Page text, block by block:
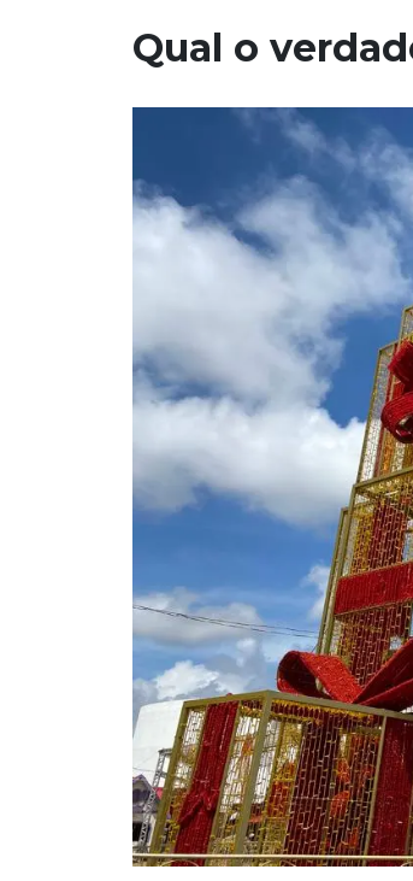
Qual o